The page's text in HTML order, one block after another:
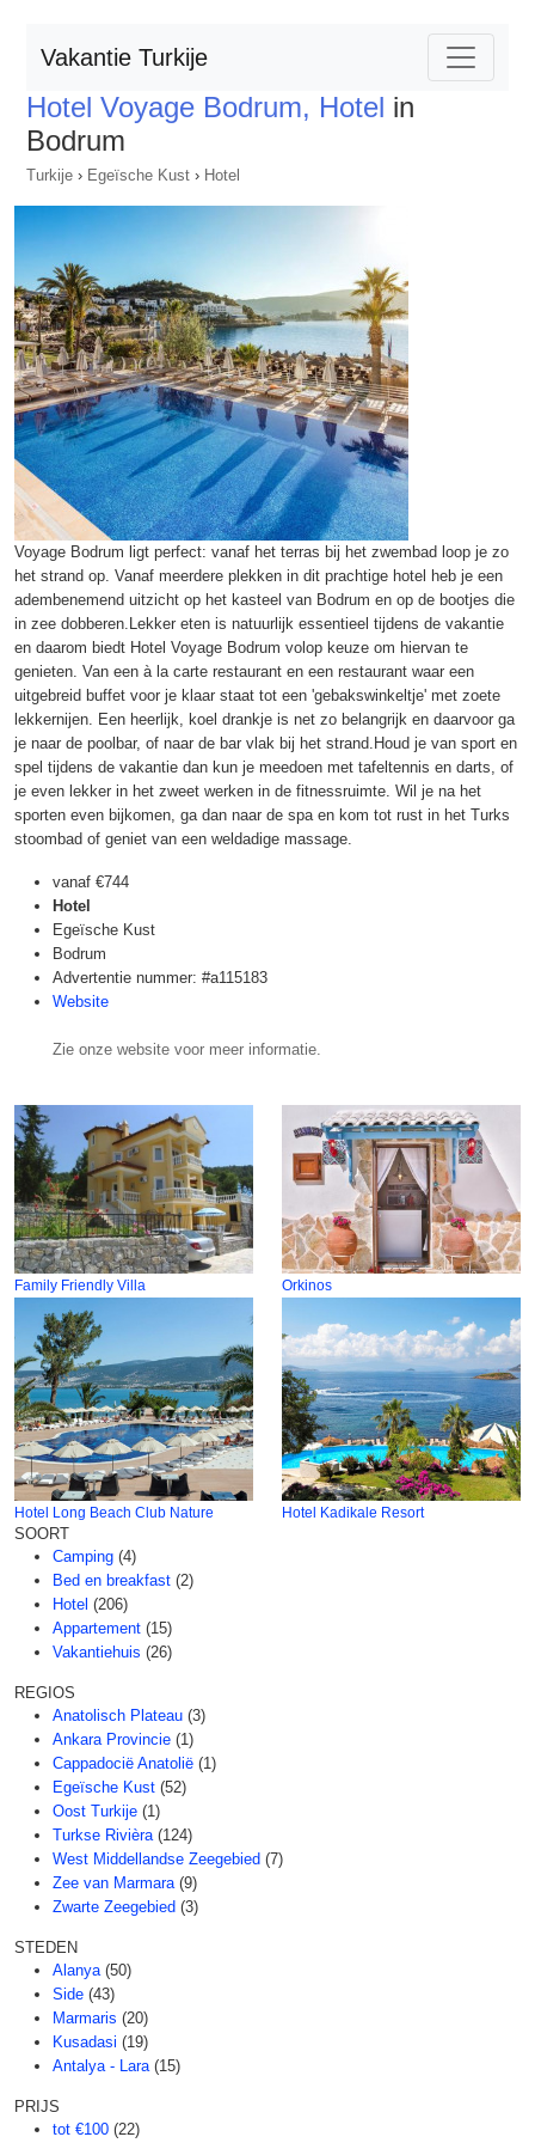
Vakantie Turkije
Hotel Voyage Bodrum, Hotel in
Bodrum
Turkije › Egeïsche Kust › Hotel
Voyage Bodrum ligt perfect: vanaf het terras bij het zwembad loop je zo
het strand op. Vanaf meerdere plekken in dit prachtige hotel heb je een
adembenemend uitzicht op het kasteel van Bodrum en op de bootjes die
in zee dobberen.Lekker eten is natuurlijk essentieel tijdens de vakantie
en daarom biedt Hotel Voyage Bodrum volop keuze om hiervan te
genieten. Van een à la carte restaurant en een restaurant waar een
uitgebreid buffet voor je klaar staat tot een 'gebakswinkeltje' met zoete
lekkernijen. Een heerlijk, koel drankje is net zo belangrijk en daarvoor ga
je naar de poolbar, of naar de bar vlak bij het strand.Houd je van sport en
spel tijdens de vakantie dan kun je meedoen met tafeltennis en darts, of
je even lekker in het zweet werken in de fitnessruimte. Wil je na het
sporten even bijkomen, ga dan naar de spa en kom tot rust in het Turks
stoombad of geniet van een weldadige massage.
vanaf €744
Hotel
Egeïsche Kust
Bodrum
Advertentie nummer: #a115183
Website
Zie onze website voor meer informatie.
Family Friendly Villa Orkinos
Hotel Long Beach Club Nature Hotel Kadikale Resort
SOORT
Camping (4)
Bed en breakfast (2)
Hotel (206)
Appartement (15)
Vakantiehuis (26)
REGIOS
Anatolisch Plateau (3)
Ankara Provincie (1)
Cappadocië Anatolië (1)
Egeïsche Kust (52)
Oost Turkije (1)
Turkse Rivièra (124)
West Middellandse Zeegebied (7)
Zee van Marmara (9)
Zwarte Zeegebied (3)
STEDEN
Alanya (50)
Side (43)
Marmaris (20)
Kusadasi (19)
Antalya - Lara (15)
PRIJS
tot €100 (22)